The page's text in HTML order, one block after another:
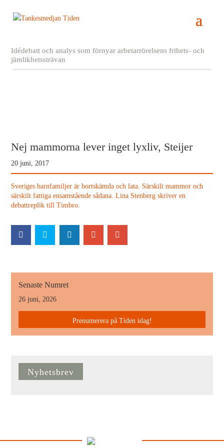
Idédebatt och analys som förnyar arbetarrörelsens frihets- och
jämlikhetssträvan
Nej mammorna lever inget lyxliv, Steijer
20 juni, 2017
Sveriges barnfamiljer är bortskämda och lata. Särskilt mammor och
särskilt fattiga ensamstående sådana. Lina Stenberg skriver en
debattreplik till Timbro.
Senaste Numret
26 juni, 2026
Prenumerera på Tiden idag!
Nyhetsbrev